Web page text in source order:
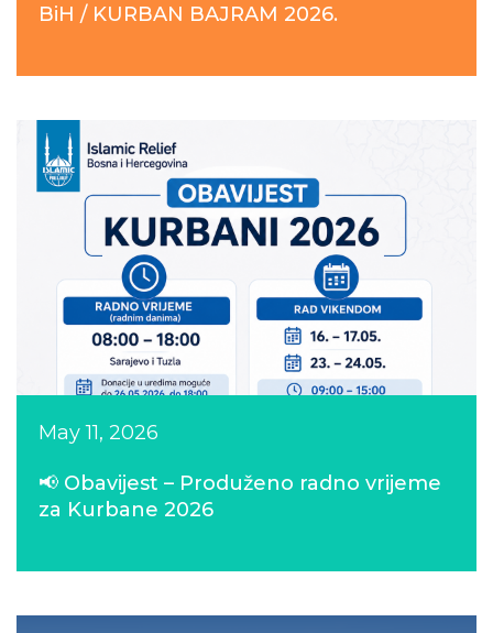
BiH / KURBAN BAJRAM 2026.
May 11, 2026
📢 Obavijest – Produženo radno vrijeme
za Kurbane 2026